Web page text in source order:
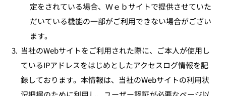
定をされている場合、Ｗｅｂサイトで提供させていた
だいている機能の一部がご利用できない場合がござい
ます。
3. 当社のWebサイトをご利用された際に、ご本人が使用し
ているIPアドレスをはじめとしたアクセスログ情報を記
録しております。本情報は、当社のWebサイトの利用状